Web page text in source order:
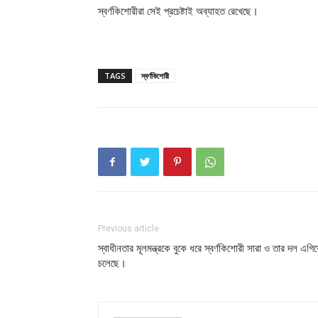
স্বর্ণকিশোরীরা সেই প্রচেষ্টাই অব্যাহত রেখেছে।
TAGS স্বর্ণকিশোরী
Previous article
স্বাধীনতার মূলমন্ত্রকে বুকে ধরে স্বর্ণকিশোরী সারা ও তার দল
চলেছে।